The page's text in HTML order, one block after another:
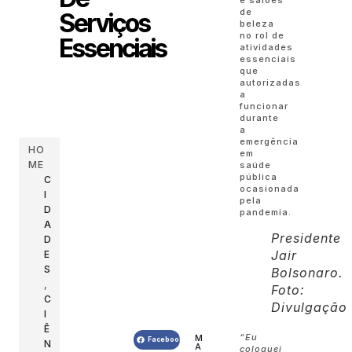
HO
ME
C
I
D
A
D
E
S
,
C
I
Ê
N
Serviços
Essenciais
Facebook M
A
de
beleza
no rol de
atividades
essenciais
que
autorizadas
a
funcionar
durante
a
emergência
em
saúde
pública
ocasionada
pela
pandemia.
Presidente
Jair
Bolsonaro.
Foto:
Divulgação
“Eu
coloquei